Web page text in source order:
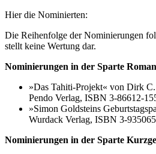
Hier die Nominierten:
Die Reihenfolge der Nominierungen
stellt keine Wertung dar.
Nominierungen in der Sparte Roman
»Das Tahiti-Projekt« von Dirk
Pendo Verlag, ISBN 3-86612-
»Simon Goldsteins
Wurdack Verlag, ISBN 3-
Nominierungen in der Sparte